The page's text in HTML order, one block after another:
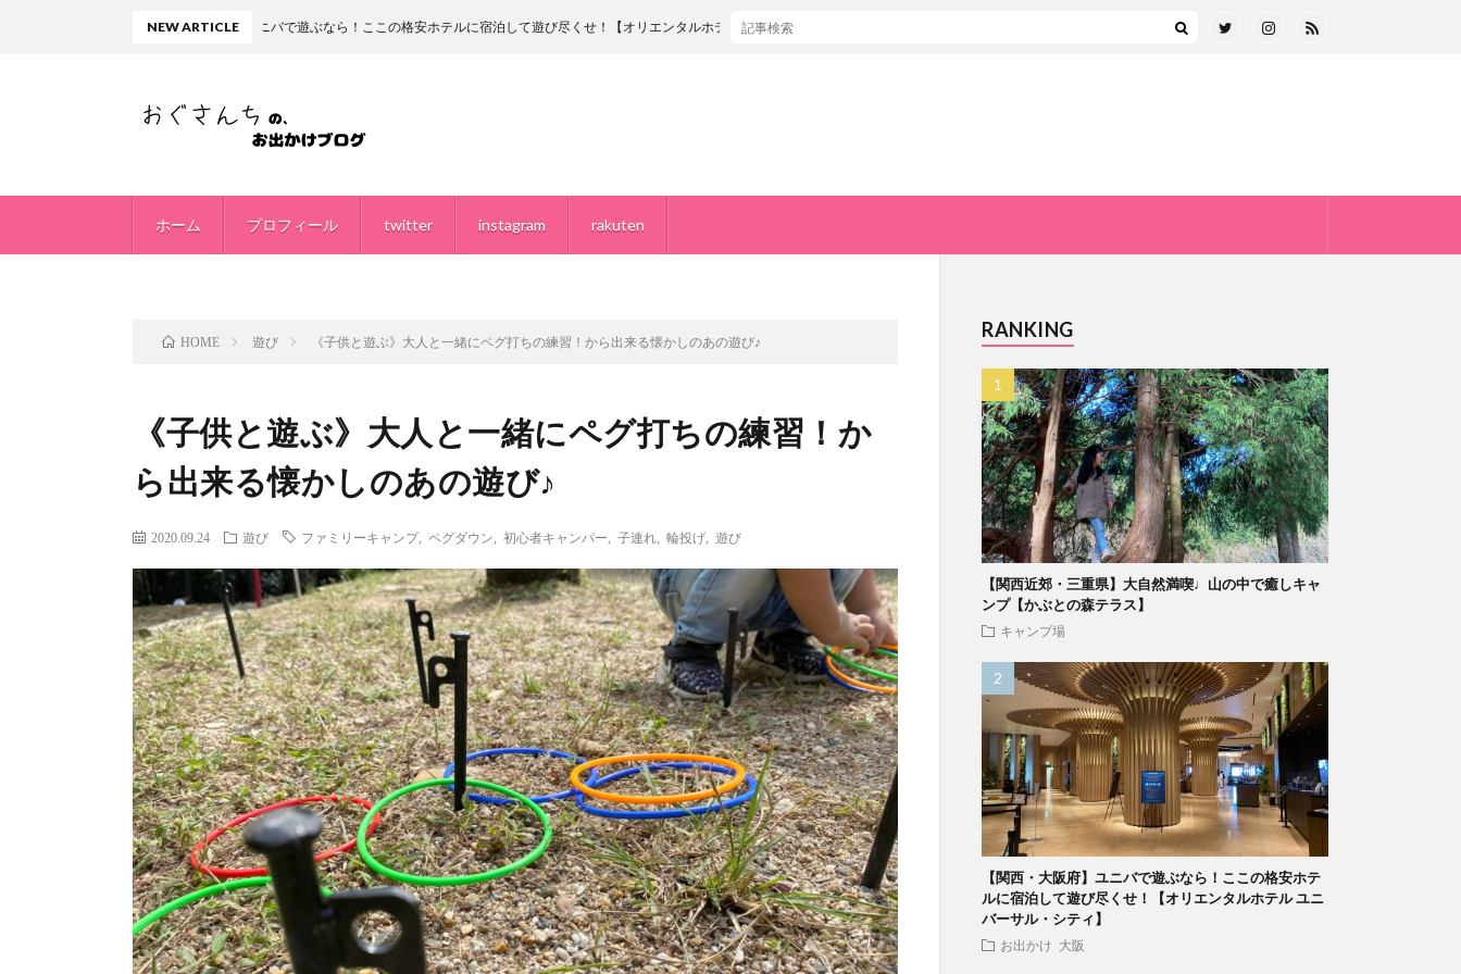
ホーム プロフィール twitter instagram rakuten
NEW ARTICLE
関西・大阪府】ユニバで遊ぶなら！ここの格安ホテルに宿泊して遊び尽くせ！【オリエンタルホテル ユニバーサル・シティ】
HOME 遊び 《子供と遊ぶ》大人と一緒にペグ打ちの練習！から出来る懐かしのあの遊び♪
《子供と遊ぶ》大人と一緒にペグ打ちの練習！か
ら出来る懐かしのあの遊び♪
2020.09.24 遊び ファミリーキャンプ, ペグダウン 初心者キャンパー 子連れ 輪投げ 遊び
RANKING
【関西近郊・三重県】大自然満喫♩山の中で癒しキャ
ンプ【かぶとの森テラス】
キャンプ場
【関西・大阪府】ユニバで遊ぶなら！ここの格安ホテ
ルに宿泊して遊び尽くせ！【オリエンタルホテル ユニ
バーサル・シティ】
お出かけ 大阪